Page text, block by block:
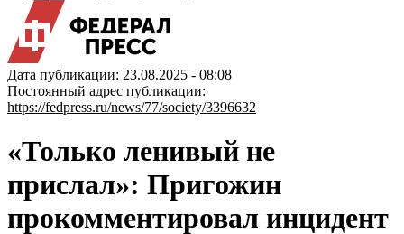
Дата публикации: 23.08.2025 - 08:08
Постоянный адрес публикации:
https://fedpress.ru/news/77/society/3396632
«Только ленивый не
прислал»: Пригожин
прокомментировал инцидент